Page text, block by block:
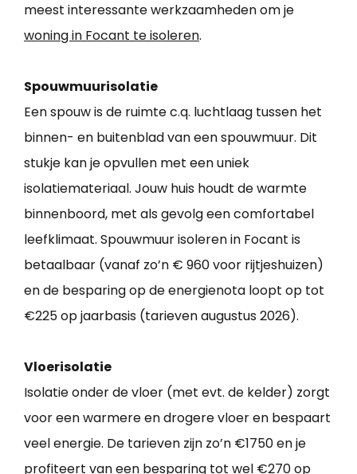
meest interessante werkzaamheden om je
woning in Focant te isoleren.
Spouwmuurisolatie
Een spouw is de ruimte c.q. luchtlaag tussen het
binnen- en buitenblad van een spouwmuur. Dit
stukje kan je opvullen met een uniek
isolatiemateriaal. Jouw huis houdt de warmte
binnenboord, met als gevolg een comfortabel
leefklimaat. Spouwmuur isoleren in Focant is
betaalbaar (vanaf zo’n € 960 voor rijtjeshuizen)
en de besparing op de energienota loopt op tot
€225 op jaarbasis (tarieven augustus 2026).
Vloerisolatie
Isolatie onder de vloer (met evt. de kelder) zorgt
voor een warmere en drogere vloer en bespaart
veel energie. De tarieven zijn zo’n €1750 en je
profiteert van een besparing tot wel €270 op